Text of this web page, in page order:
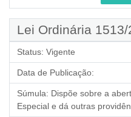
Lei Ordinária 1513/
Status: Vigente
Data de Publicação:
Súmula: Dispõe sobre a
Especial e dá outras